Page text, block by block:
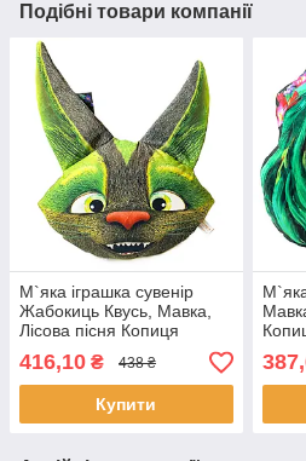
Подібні товари компанії
М`яка іграшка сувенір
Жабокиць Квусь, Мавка,
Лісова пісня Копиця
416,10 ₴ 438 ₴
Купити